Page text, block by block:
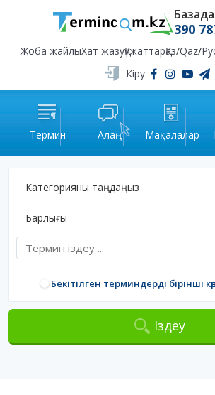
390
Жоба жайлыХат жазуҚұжаттарҚаз/Qaz/
Кіру
Термин Алаң Мақалалар
Категорияны таңдаңыз
Барлығы
Бекітілген терминдерді бірінші
Іздеу